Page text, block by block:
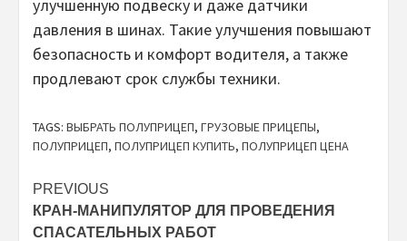
улучшенную подвеску и даже датчики
давления в шинах. Такие улучшения повышают
безопасность и комфорт водителя, а также
продлевают срок службы техники.
TAGS: ВЫБРАТЬ ПОЛУПРИЦЕП, ГРУЗОВЫЕ ПРИЦЕПЫ,
ПОЛУПРИЦЕП, ПОЛУПРИЦЕП КУПИТЬ, ПОЛУПРИЦЕП ЦЕНА
Continue
Reading
PREVIOUS
КРАН-МАНИПУЛЯТОР ДЛЯ ПРОВЕДЕНИЯ
СПАСАТЕЛЬНЫХ РАБОТ